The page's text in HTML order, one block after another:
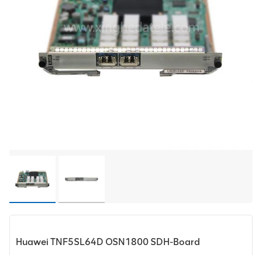
Huawei TNF5SL64D OSN1800 SDH-Board